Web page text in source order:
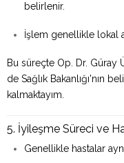
belirlenir.
İşlem genellikle lokal
Bu süreçte Op. Dr.
de Sağlık Bakanlığı'nın
kalmaktayım.
5. İyileşme Süreci ve
Genellikle hastalar